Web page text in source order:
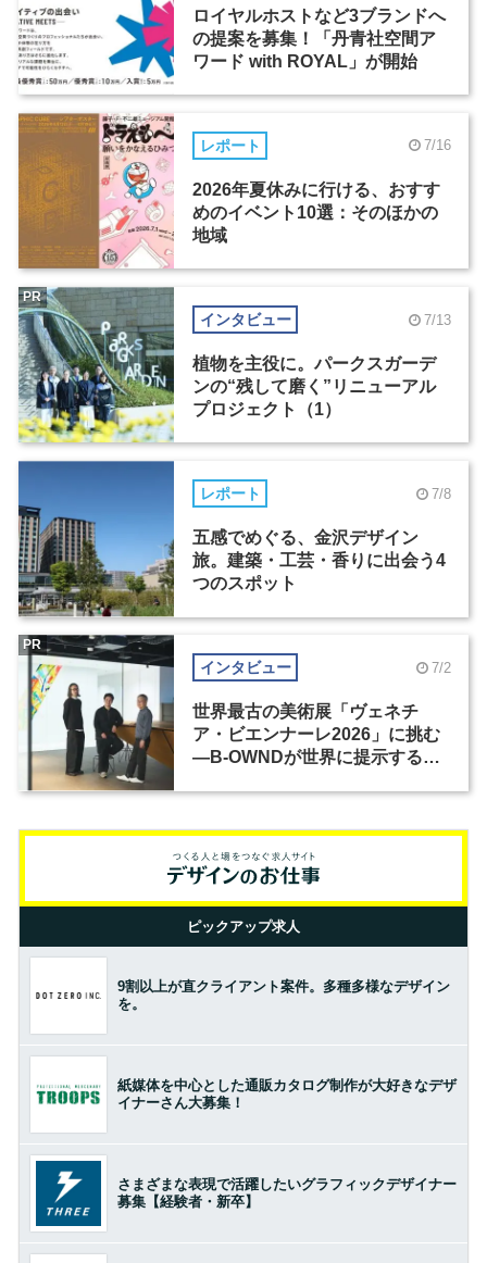
ロイヤルホストなど3ブランドへ
の提案を募集！「丹青社空間ア
ワード with ROYAL」が開始
レポート 7/16
2026年夏休みに行ける、おすす
めのイベント10選：そのほかの
地域
インタビュー 7/13
植物を主役に。パークスガーデ
ンの“残して磨く”リニューアル
プロジェクト（1）
PR
レポート 7/8
五感でめぐる、金沢デザイン
旅。建築・工芸・香りに出会う4
つのスポット
インタビュー 7/2
世界最古の美術展「ヴェネチ
ア・ビエンナーレ2026」に挑む
―B-OWNDが世界に提示する美
PR
ピックアップ求人
9割以上が直クライアント案件。多種多様なデザイン
を。
紙媒体を中心とした通販カタログ制作が大好きなデザ
イナーさん大募集！
さまざまな表現で活躍したいグラフィックデザイナー
募集【経験者・新卒】